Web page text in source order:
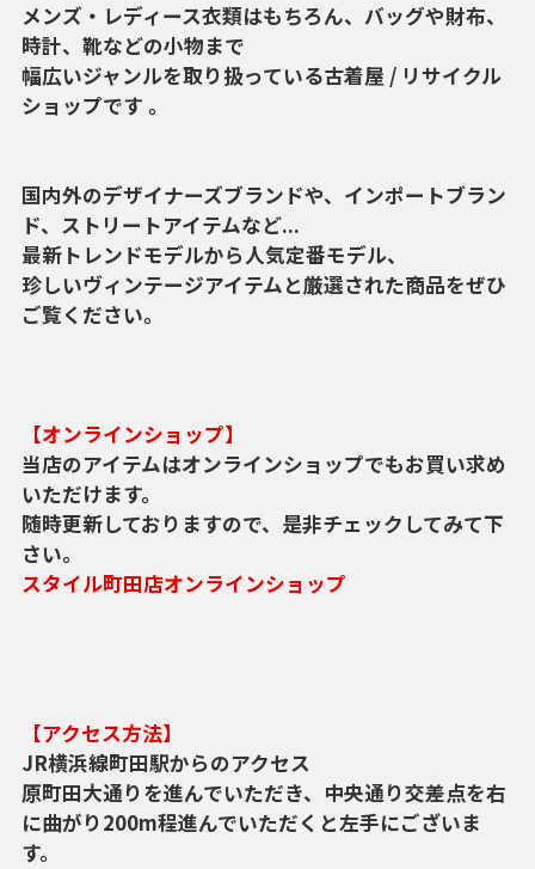
メンズ・レディース衣類はもちろん、バッグや財布、
時計、靴などの小物まで
幅広いジャンルを取り扱っている古着屋 / リサイクル
ショップです 。
国内外のデザイナーズブランドや、インポートブラン
ド、ストリートアイテムなど...
最新トレンドモデルから人気定番モデル、
珍しいヴィンテージアイテムと厳選された商品をぜひ
ご覧ください。
【オンラインショップ】
当店のアイテムはオンラインショップでもお買い求め
いただけます。
随時更新しておりますので、是非チェックしてみて下
さい。
スタイル町田店オンラインショップ
【アクセス方法】
JR横浜線町田駅からのアクセス
原町田大通りを進んでいただき、中央通り交差点を右
に曲がり200m程進んでいただくと左手にございま
す。